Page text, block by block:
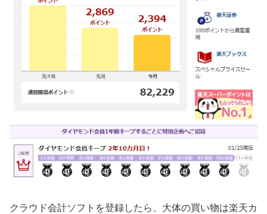
クラウド会計ソフトを登録したら、大体の買い物は楽天カ